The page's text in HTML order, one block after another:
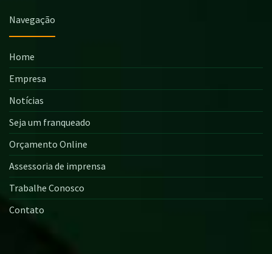
Navegação
Home
Empresa
Notícias
Seja um franqueado
Orçamento Online
Assessoria de imprensa
Trabalhe Conosco
Contato